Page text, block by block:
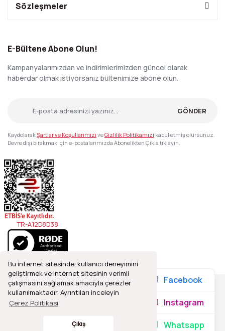
Bu internet sitesinde, kullanıcı deneyimini
geliştirmek ve internet sitesinin verimli
çalışmasını sağlamak amacıyla çerezler
kullanılmaktadır. Ayrıntıları inceleyin
Çerez Politikası
Çıkış
Sözleşmeler
E-Bültene Abone Olun!
Kampanyalarımızdan ve indirimlerimizden güncel olarak
haberdar olmak istiyorsanız bültenimize abone olun.
GÖNDER
KaydolarakŞartlar ve Koşullarımızı veGizlilik Politikamızı kabul etmiş olursunuz.
Devre dışı bırakmak için e-postalarımızda Abonelikten Çık'a tıklayın.
TR-A12D8D38
2021© Refleks Fotoğrafçılık, Tüm Hakları Saklıdır.
Facebook
Instagram
Whatsapp